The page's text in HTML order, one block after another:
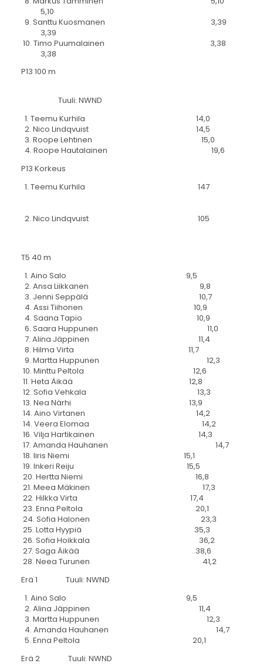
5,10
9. Santtu Kuosmanen 3,39
3,39
10. Timo Puumalainen 3,38
3,38
P13 100 m
Tuuli: NWND
1. Teemu Kurhila 14,0
2. Nico Lindqvuist 14,5
3. Roope Lehtinen 15,0
4. Roope Hautalainen 19,6
P13 Korkeus
1. Teemu Kurhila 147
2. Nico Lindqvuist 105
T5 40 m
1. Aino Salo 9,5
2. Ansa Liikkanen 9,8
3. Jenni Seppälä 10,7
4. Assi Tiihonen 10,9
4. Saana Tapio 10,9
6. Saara Huppunen 11,0
7. Alina Jäppinen 11,4
8. Hilma Virta 11,7
9. Martta Huppunen 12,3
10. Minttu Peltola 12,6
11. Heta Äikää 12,8
12. Sofia Vehkala 13,3
13. Nea Närhi 13,9
14. Aino Virtanen 14,2
14. Veera Elomaa 14,2
16. Vilja Hartikainen 14,3
17. Amanda Hauhanen 14,7
18. Iiris Niemi 15,1
19. Inkeri Reiju 15,5
20. Hertta Niemi 16,8
21. Meea Mäkinen 17,3
22. Hilkka Virta 17,4
23. Enna Peltola 20,1
24. Sofia Halonen 23,3
25. Lotta Hyypiä 35,3
26. Sofia Hoikkala 36,2
27. Saga Äikää 38,6
28. Neea Turunen 41,2
Erä 1 Tuuli: NWND
1. Aino Salo 9,5
2. Alina Jäppinen 11,4
3. Martta Huppunen 12,3
4. Amanda Hauhanen 14,7
5. Enna Peltola 20,1
Erä 2 Tuuli: NWND